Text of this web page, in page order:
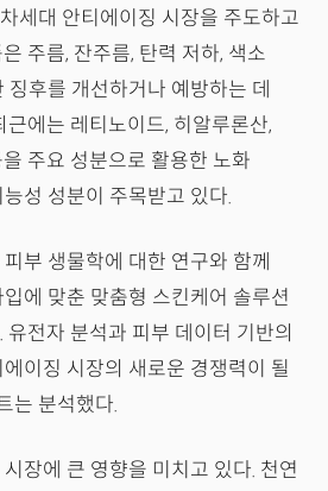
세대 안티에이징 시장을 주도하고
주름, 잔주름, 탄력 저하, 색소
후를 개선하거나 예방하는 데
근에는 레티노이드, 히알루론산,
주요 성분으로 활용한 노화
성 성분이 주목받고 있다.
부 생물학에 대한 연구와 함께
에 맞춘 맞춤형 스킨케어 솔루션
전자 분석과 피부 데이터 기반의
이징 시장의 새로운 경쟁력이 될
는 분석했다.
장에 큰 영향을 미치고 있다. 천연